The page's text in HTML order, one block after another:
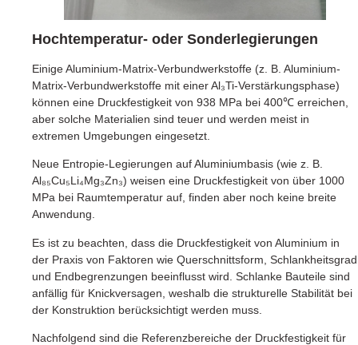
Hochtemperatur- oder Sonderlegierungen
Einige Aluminium-Matrix-Verbundwerkstoffe (z. B. Aluminium-
Matrix-Verbundwerkstoffe mit einer Al₃Ti-Verstärkungsphase)
können eine Druckfestigkeit von 938 MPa bei 400℃ erreichen,
aber solche Materialien sind teuer und werden meist in
extremen Umgebungen eingesetzt.
Neue Entropie-Legierungen auf Aluminiumbasis (wie z. B.
Al₈₅Cu₅Li₄Mg₃Zn₃) weisen eine Druckfestigkeit von über 1000
MPa bei Raumtemperatur auf, finden aber noch keine breite
Anwendung.
Es ist zu beachten, dass die Druckfestigkeit von Aluminium in
der Praxis von Faktoren wie Querschnittsform, Schlankheitsgrad
und Endbegrenzungen beeinflusst wird. Schlanke Bauteile sind
anfällig für Knickversagen, weshalb die strukturelle Stabilität bei
der Konstruktion berücksichtigt werden muss.
Nachfolgend sind die Referenzbereiche der Druckfestigkeit für